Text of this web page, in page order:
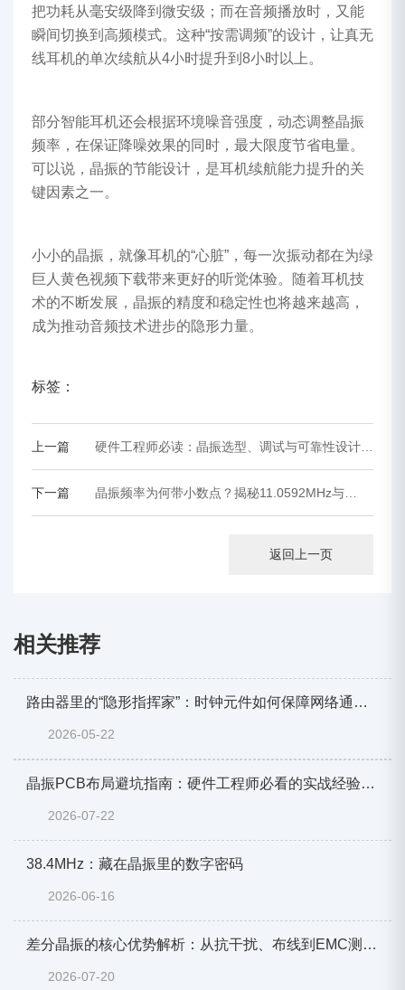
把功耗从毫安级降到微安级；而在音频播放时，又能
瞬间切换到高频模式。这种“按需调频”的设计，让真无
线耳机的单次续航从4小时提升到8小时以上。
部分智能耳机还会根据环境噪音强度，动态调整晶振
频率，在保证降噪效果的同时，最大限度节省电量。
可以说，晶振的节能设计，是耳机续航能力提升的关
键因素之一。
小小的晶振，就像耳机的“心脏”，每一次振动都在为绿
巨人黄色视频下载带来更好的听觉体验。随着耳机技
术的不断发展，晶振的精度和稳定性也将越来越高，
成为推动音频技术进步的隐形力量。
标签：
上一篇
硬件工程师必读：晶振选型、调试与可靠性设计的
全流程实战指南
下一篇
晶振频率为何带小数点？揭秘11.0592MHz与
32.768kHz背后的系统分频逻辑
返回上一页
相关推荐
路由器里的“隐形指挥家”：时钟元件如何保障网络通信
2026-05-22
晶振PCB布局避坑指南：硬件工程师必看的实战经验与
2026-07-22
38.4MHz：藏在晶振里的数字密码
2026-06-16
差分晶振的核心优势解析：从抗干扰、布线到EMC测试
2026-07-20